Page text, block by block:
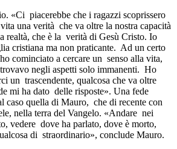
«Ci piacerebbe che i ragazzi scoprissero
una verità che va oltre la nostra capacità
realtà, che è la verità di Gesù Cristo. Io
cristiana ma non praticante. Ad un certo
cominciato a cercare un senso alla vita,
negli aspetti solo immanenti. Ho
un trascendente, qualcosa che va oltre
mi ha dato delle risposte». Una fede
caso quella di Mauro, che di recente con
nella terra del Vangelo. «Andare nei
vedere dove ha parlato, dove è morto,
di straordinario», conclude Mauro.